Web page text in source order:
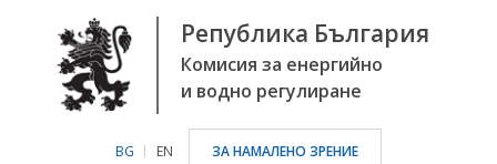
Република България
Комисия за енергийно
и водно регулиране
BG EN ЗА НАМАЛЕНО ЗРЕНИЕ